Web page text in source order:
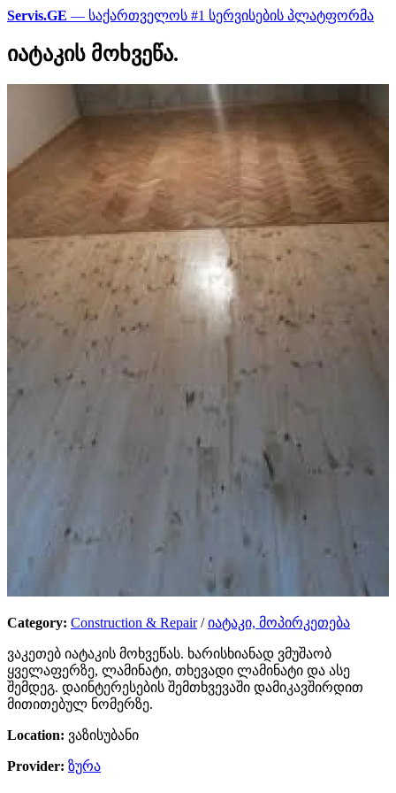
Servis.GE — საქართველოს #1 სერვისების პლატფორმა
იატაკის მოხვეწა.
Category: Construction & Repair/იატაკი, მოპირკეთება
ვაკეთებ იატაკის მოხვეწას. ხარისხიანად ვმუშაობ
ყველაფერზე, ლამინატი, თხევადი ლამინატი და ასე
შემდეგ. დაინტერესების შემთხვევაში დამიკავშირდით
მითითებულ ნომერზე.
Location: ვაზისუბანი
Provider: ზურა